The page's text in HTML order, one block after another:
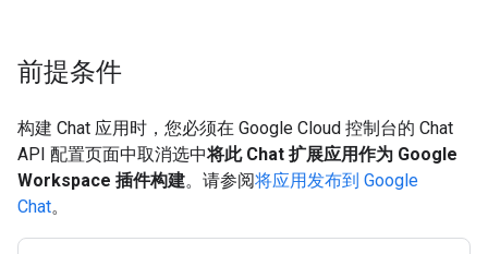
前提条件
构建 Chat 应用时，您必须在 Google Cloud 控制台的 Chat
API 配置页面中取消选中将此 Chat 扩展应用作为 Google
Workspace 插件构建。请参阅将应用发布到 Google
Chat。